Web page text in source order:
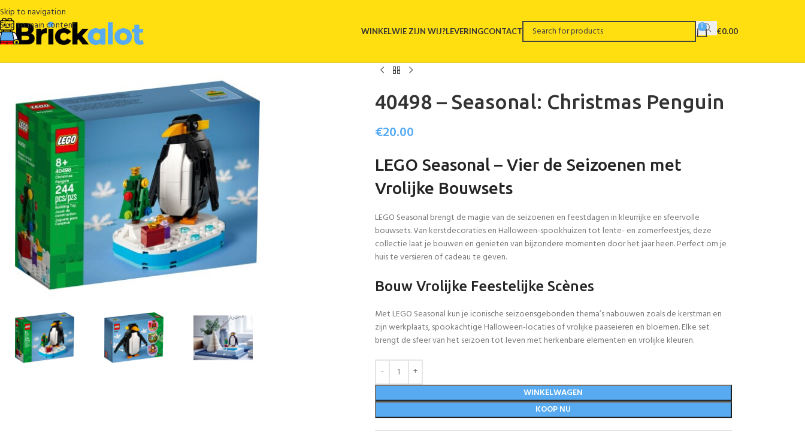
Skip to navigation
Skip to main content
WINKELWIE ZIJN WIJ?LEVERINGCONTACT 0 €0.00
40498 – Seasonal: Christmas Penguin
€20.00
LEGO Seasonal – Vier de Seizoenen met
Vrolijke Bouwsets
LEGO Seasonal brengt de magie van de seizoenen en feestdagen in kleurrijke en sfeervolle
bouwsets. Van kerstdecoraties en Halloween-spookhuizen tot lente- en zomerfeestjes, deze
collectie laat je bouwen en genieten van bijzondere momenten door het jaar heen. Perfect om je
huis te versieren of cadeau te geven.
Bouw Vrolijke Feestelijke Scènes
Met LEGO Seasonal kun je iconische seizoensgebonden thema’s nabouwen zoals de kerstman en
zijn werkplaats, spookachtige Halloween-locaties of vrolijke paaseieren en bloemen. Elke set
brengt de sfeer van het seizoen tot leven met herkenbare elementen en vrolijke kleuren.
WINKELWAGEN
KOOP NU